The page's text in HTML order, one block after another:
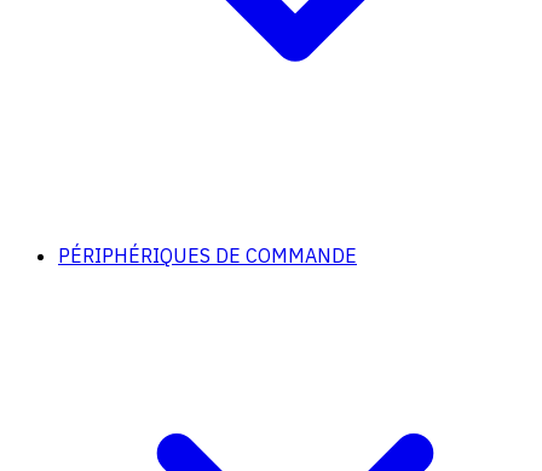
PÉRIPHÉRIQUES DE COMMANDE